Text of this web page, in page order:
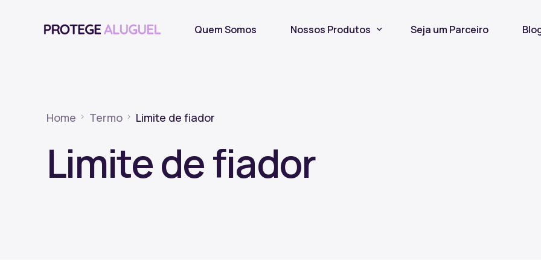
Quem Somos Nossos Produtos Seja um Parceiro
Home Termo Limite de fiador
Limite de fiador